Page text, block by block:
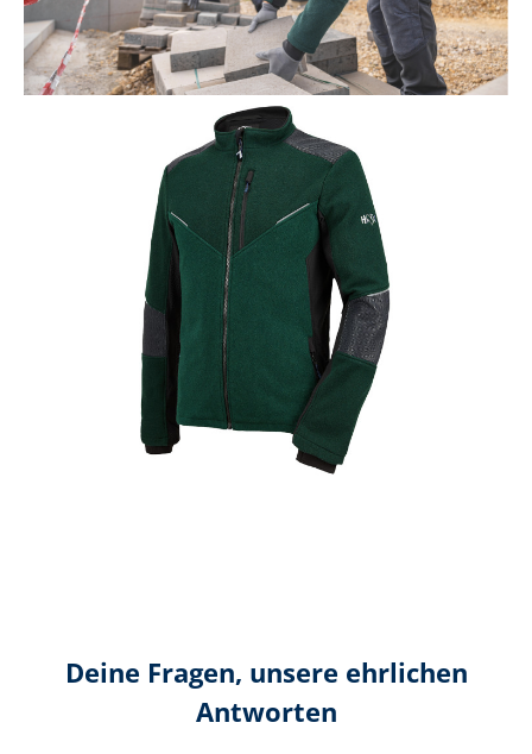
Obermaterial: Veloursleder/Textil
Schnittschutzklasse: kein Schnittschutz
S3, S7S
Schnellverschluss
wasserdicht durch GORE-
®
Gewicht pro Schuh: 634 g
Schutzkappentyp: Nano-Carbon
Produktgalerie überspringen
Deine Fragen, unsere ehrlichen
Antworten